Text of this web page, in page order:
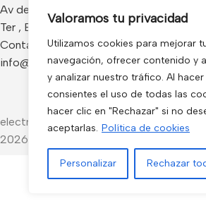
Valoramos tu privacidad
Utilizamos cookies para mejorar
navegación, ofrecer contenido y
y analizar nuestro tráfico. Al
consientes el uso de todas las
hacer clic en "Rechazar" si no
aceptarlas. Política de cookies
Personalizar Rechazar
Av de Francia 234 Local - CP 17840
Ter , España
Contacto:
info@electro3.com
electro3 ©
2026.